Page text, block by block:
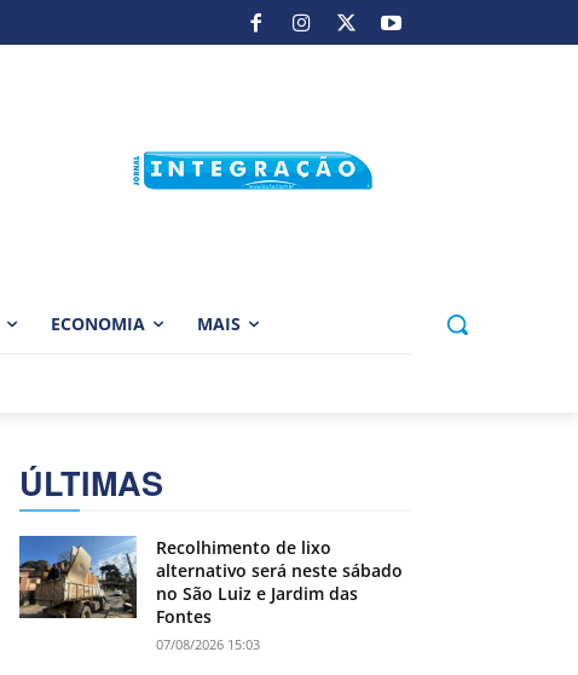
ECONOMIA MAIS
ÚLTIMAS
Recolhimento de lixo
alternativo será neste sábado
no São Luiz e Jardim das
Fontes
07/08/2026 15:03